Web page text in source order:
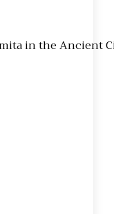
in the Ancient